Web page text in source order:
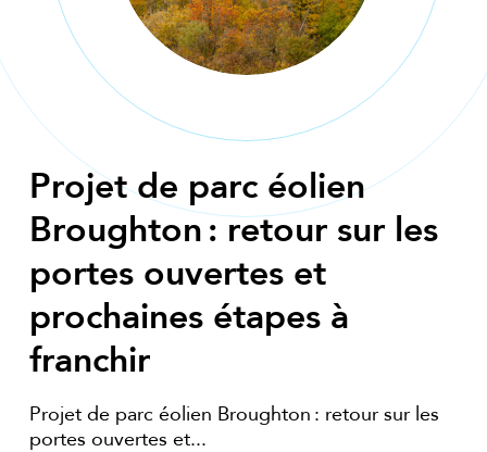
Projet de parc éolien
Broughton : retour sur les
portes ouvertes et
prochaines étapes à
franchir
Projet de parc éolien Broughton : retour sur les
portes ouvertes et...